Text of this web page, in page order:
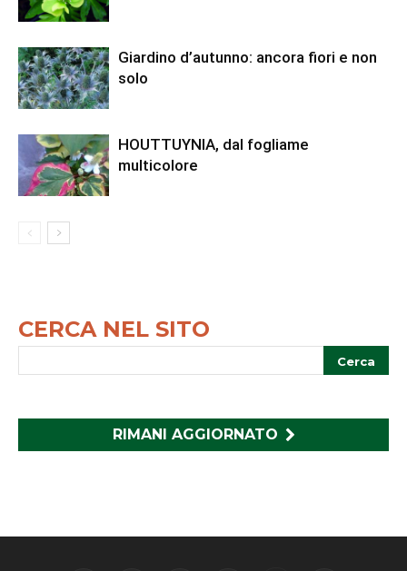
Giardino d’autunno: ancora fiori e non
solo
HOUTTUYNIA, dal fogliame
multicolore
CERCA NEL SITO
RIMANI AGGIORNATO